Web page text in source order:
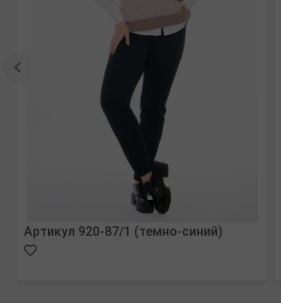
Артикул 920-87/1 (темно-синий)